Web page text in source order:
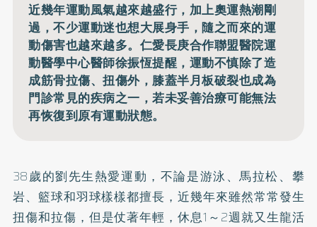
近幾年運動風氣越來越盛行，加上奧運熱潮剛
過，不少運動迷也想大展身手，隨之而來的運
動傷害也越來越多。仁愛長庚合作聯盟醫院運
動醫學中心醫師徐振恆提醒，運動不慎除了造
成筋骨拉傷、扭傷外，膝蓋半月板破裂也成為
門診常見的疾病之一，若未妥善治療可能無法
再恢復到原有運動狀態。
38歲的劉先生熱愛運動，不論是游泳、馬拉松、攀
岩、籃球和羽球樣樣都擅長，近幾年來雖然常常發生
扭傷和拉傷，但是仗著年輕，休息1～2週就又生龍活